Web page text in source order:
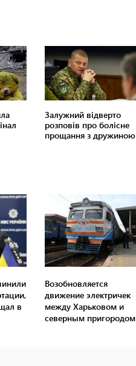
в
Возобновляется
движение электричек
между Харьковом и
северным пригородом